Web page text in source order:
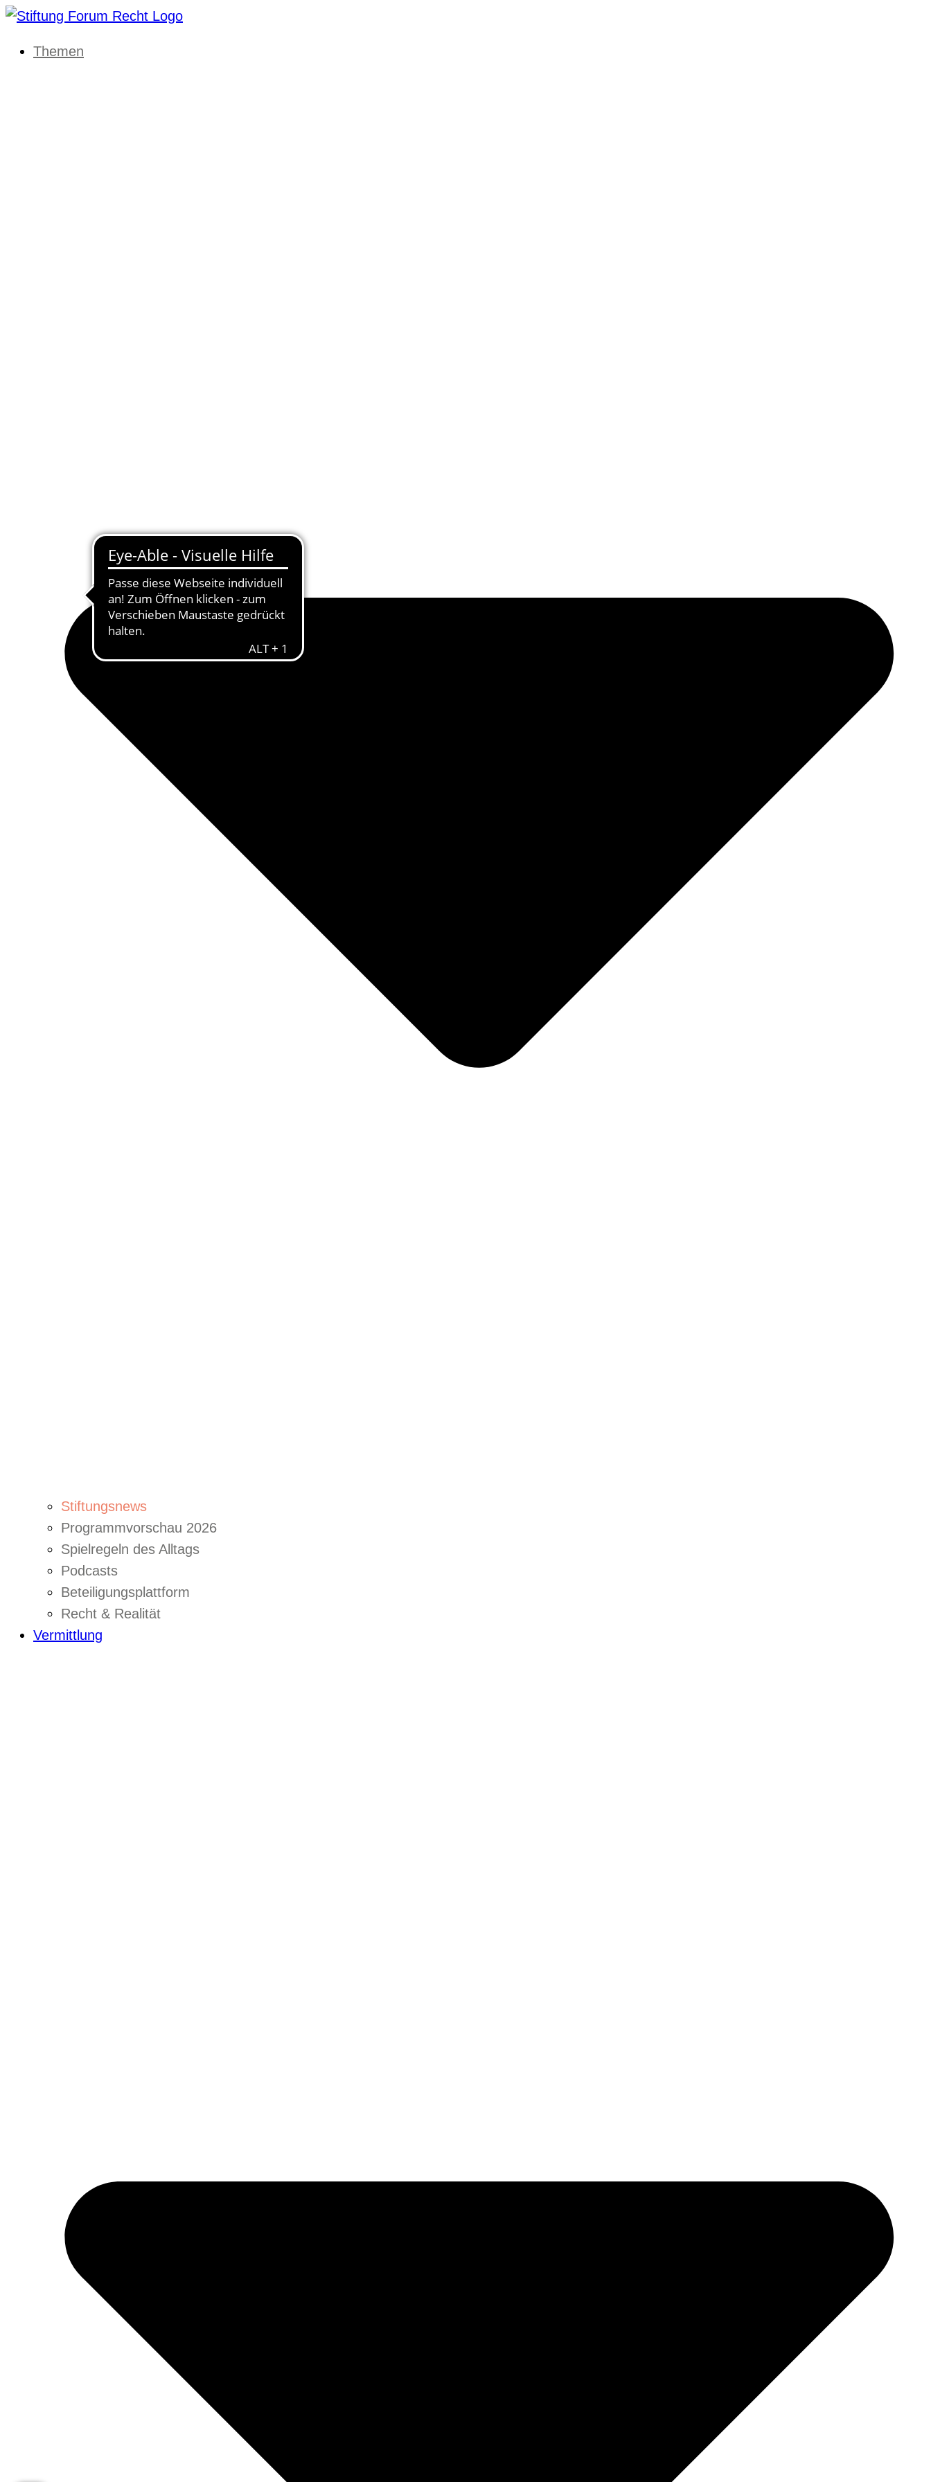
Themen
Stiftungsnews
Programmvorschau 2026
Spielregeln des Alltags
Podcasts
Beteiligungsplattform
Recht & Realität
Vermittlung